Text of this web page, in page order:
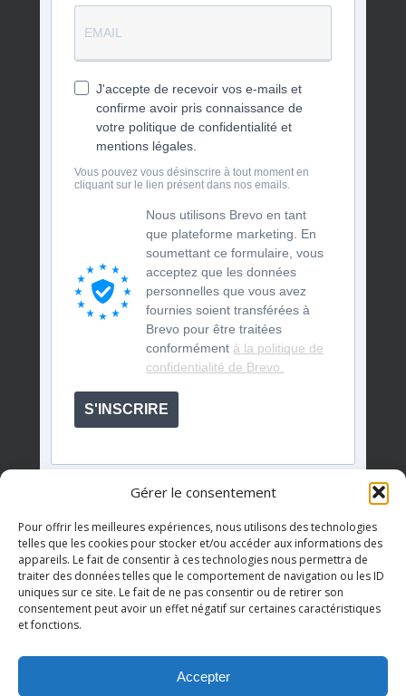
Gérer le consentement
Pour offrir les meilleures expériences, nous utilisons des technologies
telles que les cookies pour stocker et/ou accéder aux informations des
appareils. Le fait de consentir à ces technologies nous permettra de
traiter des données telles que le comportement de navigation ou les ID
uniques sur ce site. Le fait de ne pas consentir ou de retirer son
consentement peut avoir un effet négatif sur certaines caractéristiques
et fonctions.
Accepter
J'accepte de recevoir vos e-mails et
confirme avoir pris connaissance de
votre politique de confidentialité et
mentions légales.
Vous pouvez vous désinscrire à tout moment en
cliquant sur le lien présent dans nos emails.
Nous utilisons Brevo en tant
que plateforme marketing. En
soumettant ce formulaire, vous
acceptez que les données
personnelles que vous avez
fournies soient transférées à
Brevo pour être traitées
conformément à la politique de
confidentialité de Brevo.
S'INSCRIRE
Événements à venir
Il n’y a pas d’évènements à venir.